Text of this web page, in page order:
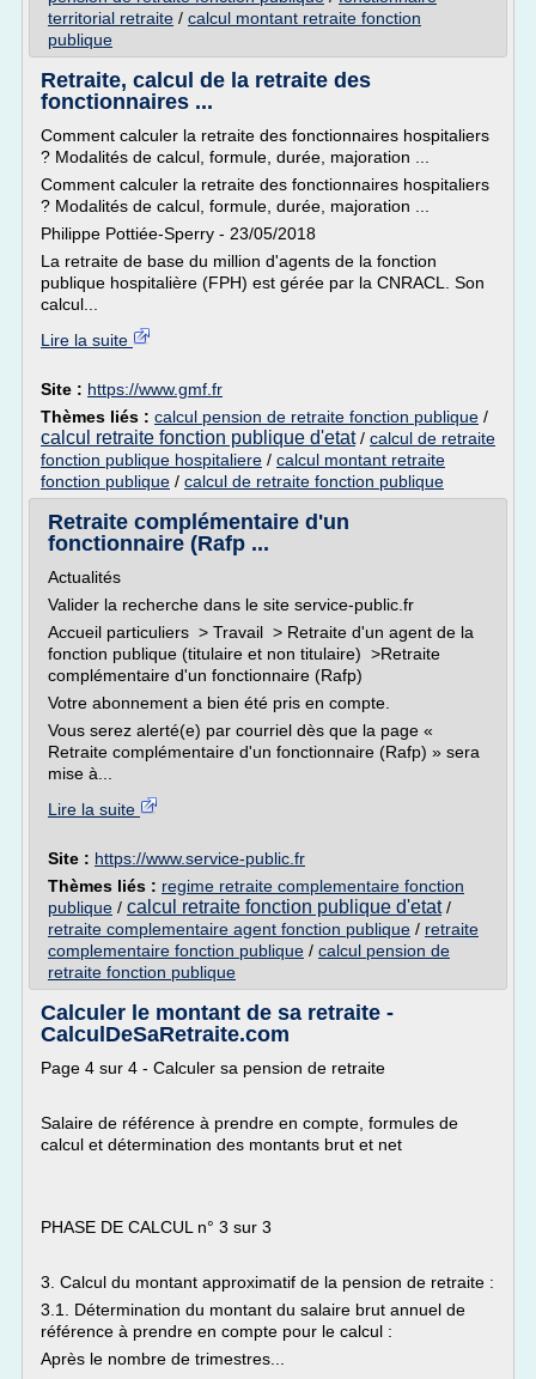
territorial retraite / calcul montant retraite fonction
publique
Retraite, calcul de la retraite des
fonctionnaires ...
Comment calculer la retraite des fonctionnaires hospitaliers
? Modalités de calcul, formule, durée, majoration ...
Comment calculer la retraite des fonctionnaires hospitaliers
? Modalités de calcul, formule, durée, majoration ...
Philippe Pottiée-Sperry - 23/05/2018
La retraite de base du million d'agents de la fonction
publique hospitalière (FPH) est gérée par la CNRACL. Son
calcul...
Lire la suite
Site : https://www.gmf.fr
Thèmes liés : calcul pension de retraite fonction publique /
calcul retraite fonction publique d'etat/ calcul de retraite
fonction publique hospitaliere / calcul montant retraite
fonction publique / calcul de retraite fonction publique
Retraite complémentaire d'un
fonctionnaire (Rafp ...
Actualités
Valider la recherche dans le site service-public.fr
Accueil particuliers > Travail > Retraite d'un agent de la
fonction publique (titulaire et non titulaire) >Retraite
complémentaire d'un fonctionnaire (Rafp)
Votre abonnement a bien été pris en compte.
Vous serez alerté(e) par courriel dès que la page «
Retraite complémentaire d'un fonctionnaire (Rafp) » sera
mise à...
Lire la suite
Site : https://www.service-public.fr
Thèmes liés : regime retraite complementaire fonction
publique / calcul retraite fonction publique d'etat/
retraite complementaire agent fonction publique / retraite
complementaire fonction publique / calcul pension de
retraite fonction publique
Calculer le montant de sa retraite -
CalculDeSaRetraite.com
Page 4 sur 4 - Calculer sa pension de retraite
Salaire de référence à prendre en compte, formules de
calcul et détermination des montants brut et net
PHASE DE CALCUL n° 3 sur 3
3. Calcul du montant approximatif de la pension de retraite :
3.1. Détermination du montant du salaire brut annuel de
référence à prendre en compte pour le calcul :
Après le nombre de trimestres...